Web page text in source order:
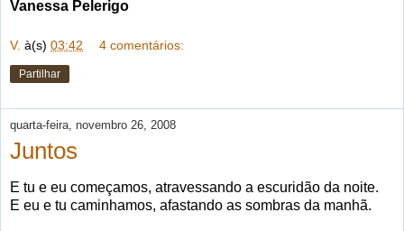
Vanessa Pelerigo
V. à(s) 03:42 4 comentários:
Partilhar
quarta-feira, novembro 26, 2008
Juntos
E tu e eu começamos, atravessando a escuridão da noite.
E eu e tu caminhamos, afastando as sombras da manhã.